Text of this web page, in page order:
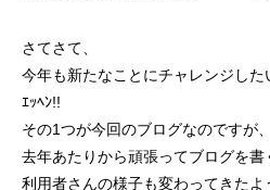
さてさて、
今年も新たなことにチャレンジし
ｴｯﾍﾝ!!
その1つが今回のブログなのですが、
去年あたりから頑張ってブログを書
利用者さんの様子も変わってきたよ